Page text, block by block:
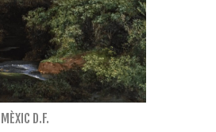
MÈXIC D.F.